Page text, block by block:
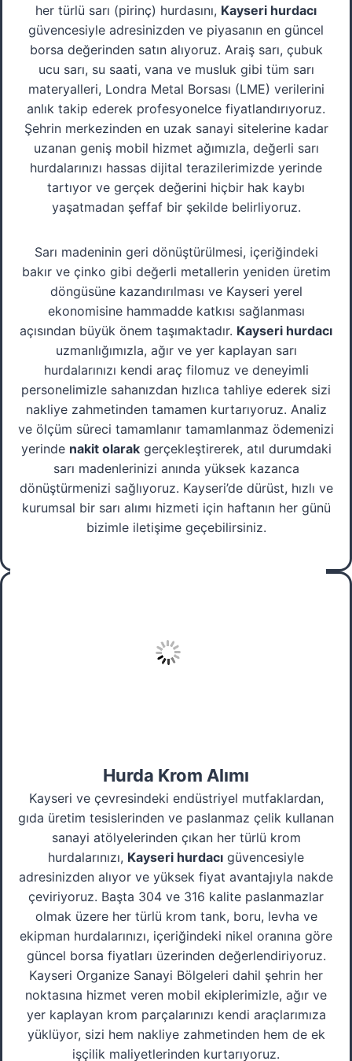
her türlü sarı (pirinç) hurdasını, Kayseri hurdacı
güvencesiyle adresinizden ve piyasanın en güncel
borsa değerinden satın alıyoruz. Araiş sarı, çubuk
ucu sarı, su saati, vana ve musluk gibi tüm sarı
materyalleri, Londra Metal Borsası (LME) verilerini
anlık takip ederek profesyonelce fiyatlandırıyoruz.
Şehrin merkezinden en uzak sanayi sitelerine kadar
uzanan geniş mobil hizmet ağımızla, değerli sarı
hurdalarınızı hassas dijital terazilerimizde yerinde
tartıyor ve gerçek değerini hiçbir hak kaybı
yaşatmadan şeffaf bir şekilde belirliyoruz.
Sarı madeninin geri dönüştürülmesi, içeriğindeki
bakır ve çinko gibi değerli metallerin yeniden üretim
döngüsüne kazandırılması ve Kayseri yerel
ekonomisine hammadde katkısı sağlanması
açısından büyük önem taşımaktadır. Kayseri hurdacı
uzmanlığımızla, ağır ve yer kaplayan sarı
hurdalarınızı kendi araç filomuz ve deneyimli
personelimizle sahanızdan hızlıca tahliye ederek sizi
nakliye zahmetinden tamamen kurtarıyoruz. Analiz
ve ölçüm süreci tamamlanır tamamlanmaz ödemenizi
yerinde nakit olarakgerçekleştirerek, atıl durumdaki
sarı madenlerinizi anında yüksek kazanca
dönüştürmenizi sağlıyoruz. Kayseri’de dürüst, hızlı ve
kurumsal bir sarı alımı hizmeti için haftanın her günü
bizimle iletişime geçebilirsiniz.
Hurda Krom Alımı
Kayseri ve çevresindeki endüstriyel mutfaklardan,
gıda üretim tesislerinden ve paslanmaz çelik kullanan
sanayi atölyelerinden çıkan her türlü krom
hurdalarınızı, Kayseri hurdacı güvencesiyle
adresinizden alıyor ve yüksek fiyat avantajıyla nakde
çeviriyoruz. Başta 304 ve 316 kalite paslanmazlar
olmak üzere her türlü krom tank, boru, levha ve
ekipman hurdalarınızı, içeriğindeki nikel oranına göre
güncel borsa fiyatları üzerinden değerlendiriyoruz.
Kayseri Organize Sanayi Bölgeleri dahil şehrin her
noktasına hizmet veren mobil ekiplerimizle, ağır ve
yer kaplayan krom parçalarınızı kendi araçlarımıza
yüklüyor, sizi hem nakliye zahmetinden hem de ek
işçilik maliyetlerinden kurtarıyoruz.